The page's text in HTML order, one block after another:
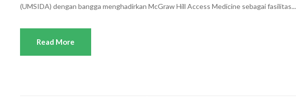
(UMSIDA) dengan bangga menghadirkan McGraw Hill Access Medicine sebagai fasilitas...
Read More